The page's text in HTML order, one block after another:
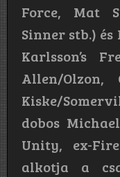
Force, Mat
Sinner stb.)
Karlsson’s
Allen/Olzon,
Kiske/
dobos
Unity, ex-
alkotja a